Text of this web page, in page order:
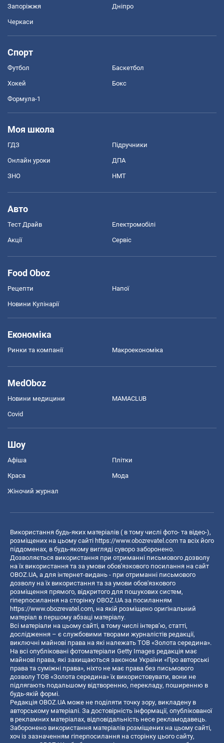
Запоріжжя Дніпро
Черкаси
Спорт
Футбол Баскетбол
Хокей Бокс
Формула-1
Моя школа
ГДЗ Підручники
Онлайн уроки ДПА
ЗНО НМТ
Авто
Тест Драйв Електромобілі
Акції Сервіс
Food Oboz
Рецепти Напої
Новини Кулінарії
Економіка
Ринки та компанії Макроекономіка
MedOboz
Новини медицини MAMACLUB
Covid
Шоу
Афіша Плітки
Краса Мода
Жіночий журнал
Використання будь-яких матеріалів ( в тому числі фото- та відео-),
розміщених на цьому сайті https://www.obozrevatel.com та всіх його
піддоменах, в будь-якому вигляді суворо заборонено.
Дозволяється використання при отриманні письмового дозволу
на їх використання та за умови обов'язкового посилання на сайт
OBOZ.UA, а для інтернет-видань - при отриманні письмового
дозволу на їх використання та за умови обов'язкового
розміщення прямого, відкритого для пошукових систем,
гіперпосилання на сторінку OBOZ.UA за посиланням
https://www.obozrevatel.com, на якій розміщено оригінальний
матеріал в першому абзаці матеріалу.
Всі матеріали на цьому сайті, в тому числі інтерв’ю, статті,
дослідження – є службовими творами журналістів редакції,
виключні майнові права на які належать ТОВ «Золота середина».
На всі опубліковані фотоматеріали Getty Images редакція має
майнові права, які захищаються законом України «Про авторські
права та суміжні права», ніхто не має права без письмового
дозволу ТОВ «Золота середина» їх використовувати, вони не
підлягають подальшому відтворенню, перекладу, поширенню в
будь-якій формі.
Редакція OBOZ.UA може не поділяти точку зору, викладену в
авторському матеріалі. За достовірність інформації, опублікованої
в рекламних матеріалах, відповідальність несе рекламодавець.
Заборонено використання матеріалів розміщених на цьому сайті,
хоч із зазначенням гіперпосилання на сторінку цього сайту,